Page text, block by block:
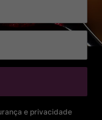
e privacidade